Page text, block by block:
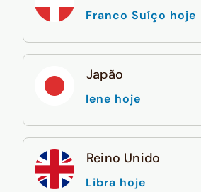
Franco Suíço hoje
Japão
Iene hoje
Reino Unido
Libra hoje